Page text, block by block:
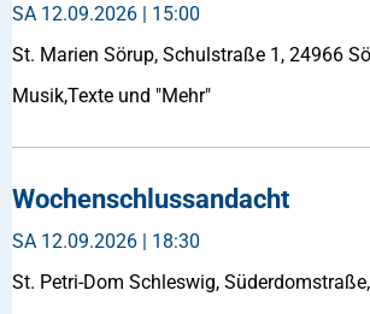
SA 12.09.2026 | 15:00
St. Marien Sörup, Schulstraße 1, 24966
Musik,Texte und "Mehr"
Wochenschlussandacht
SA 12.09.2026 | 18:30
St. Petri-Dom Schleswig,